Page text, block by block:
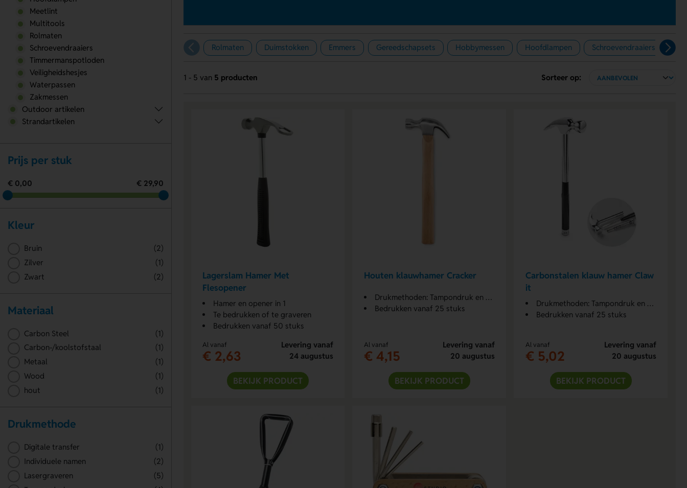
Rolmaten Duimstokken Emmers Gereedschapsets Hobbymessen Hoofdlampen Schroevendraaiers
1 - 5 van 5 producten Sorteer op:
Lagerslam Hamer Met
Flesopener
Hamer en opener in 1
Te bedrukken of te graveren
Bedrukken vanaf 50 stuks
Al vanaf
€ 2,63
Levering vanaf
24 augustus
BEKIJK PRODUCT
Houten klauwhamer Cracker
Drukmethoden: Tampondruk en Lasergraveren
Bedrukken vanaf 25 stuks
Al vanaf
€ 4,15
Levering vanaf
20 augustus
BEKIJK PRODUCT
Carbonstalen klauw hamer Claw
it
Drukmethoden: Tampondruk en Lasergraveren
Bedrukken vanaf 25 stuks
Al vanaf
€ 5,02
Levering vanaf
20 augustus
BEKIJK PRODUCT
Meetlint
Multitools
Rolmaten
Schroevendraaiers
Timmermanspotloden
Veiligheidshesjes
Waterpassen
Zakmessen
Outdoor artikelen
Strandartikelen
Prijs per stuk
€ 0,00 € 29,90
Kleur
Bruin
(2)
Zilver
(1)
Zwart
(2)
Materiaal
Carbon Steel
(1)
Carbon-/koolstofstaal
(1)
Metaal
(1)
Wood
(1)
hout
(1)
Drukmethode
Digitale transfer
(1)
Individuele namen
(2)
Lasergraveren
(5)